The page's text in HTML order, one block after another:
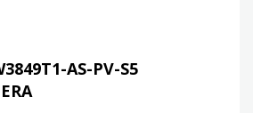
AS-PV-S5